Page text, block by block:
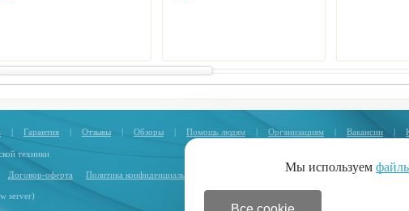
| Гарантия | Отзывы | Обзоры | Помощь людям | Организациям | Вакансии |
техники
Договор-оферта Политика конфиденциальности
server)
Мы используем